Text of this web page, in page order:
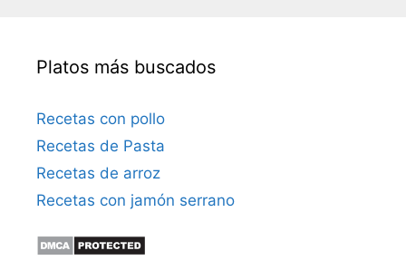
Platos más buscados
Recetas con pollo
Recetas de Pasta
Recetas de arroz
Recetas con jamón serrano